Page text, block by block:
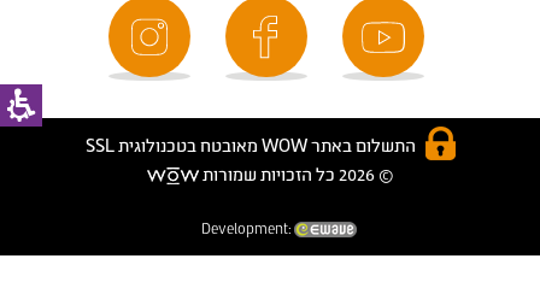
התשלום באתר WOW מאובטח בטכנולוגית SSL
© 2026 כל הזכויות שמורות
Development: